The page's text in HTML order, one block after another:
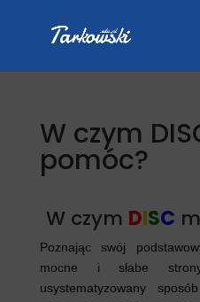
W czym
pomóc?
W czym DISC
Poznając swój
mocne i słabe
usystematyzowany